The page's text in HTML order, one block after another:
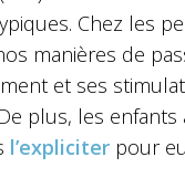
Chez les
manières de
et ses
plus, les
l’expliciter pour